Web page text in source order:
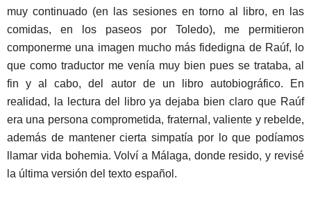
muy continuado (en las sesiones en torno al libro, en las
comidas, en los paseos por Toledo), me permitieron
componerme una imagen mucho más fidedigna de Raúf, lo
que como traductor me venía muy bien pues se trataba, al
fin y al cabo, del autor de un libro autobiográfico. En
realidad, la lectura del libro ya dejaba bien claro que Raúf
era una persona comprometida, fraternal, valiente y rebelde,
además de mantener cierta simpatía por lo que podíamos
llamar vida bohemia. Volví a Málaga, donde resido, y revisé
la última versión del texto español.